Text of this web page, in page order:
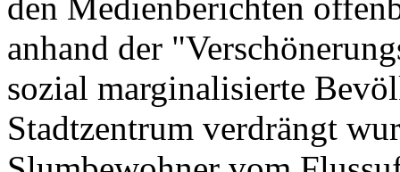
anhand der
sozial marginalisierte
Stadtzentrum verdrängt